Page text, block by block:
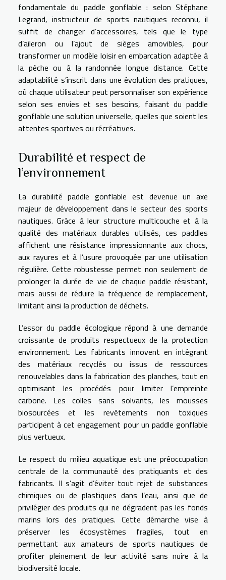
fondamentale du paddle gonflable : selon Stéphane
Legrand, instructeur de sports nautiques reconnu, il
suffit de changer d’accessoires, tels que le type
d’aileron ou l’ajout de sièges amovibles, pour
transformer un modèle loisir en embarcation adaptée à
la pêche ou à la randonnée longue distance. Cette
adaptabilité s’inscrit dans une évolution des pratiques,
où chaque utilisateur peut personnaliser son expérience
selon ses envies et ses besoins, faisant du paddle
gonflable une solution universelle, quelles que soient les
attentes sportives ou récréatives.
Durabilité et respect de
l’environnement
La durabilité paddle gonflable est devenue un axe
majeur de développement dans le secteur des sports
nautiques. Grâce à leur structure multicouche et à la
qualité des matériaux durables utilisés, ces paddles
affichent une résistance impressionnante aux chocs,
aux rayures et à l’usure provoquée par une utilisation
régulière. Cette robustesse permet non seulement de
prolonger la durée de vie de chaque paddle résistant,
mais aussi de réduire la fréquence de remplacement,
limitant ainsi la production de déchets.
L’essor du paddle écologique répond à une demande
croissante de produits respectueux de la protection
environnement. Les fabricants innovent en intégrant
des matériaux recyclés ou issus de ressources
renouvelables dans la fabrication des planches, tout en
optimisant les procédés pour limiter l’empreinte
carbone. Les colles sans solvants, les mousses
biosourcées et les revêtements non toxiques
participent à cet engagement pour un paddle gonflable
plus vertueux.
Le respect du milieu aquatique est une préoccupation
centrale de la communauté des pratiquants et des
fabricants. Il s’agit d’éviter tout rejet de substances
chimiques ou de plastiques dans l’eau, ainsi que de
privilégier des produits qui ne dégradent pas les fonds
marins lors des pratiques. Cette démarche vise à
préserver les écosystèmes fragiles, tout en
permettant aux amateurs de sports nautiques de
profiter pleinement de leur activité sans nuire à la
biodiversité locale.